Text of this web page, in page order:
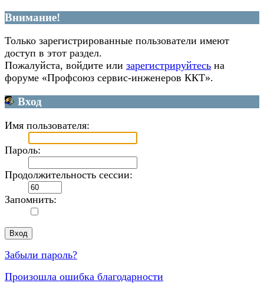
Внимание!
Только зарегистрированные пользователи имеют
доступ в этот раздел.
Пожалуйста, войдите или зарегистрируйтесь на
форуме «Профсоюз сервис-инженеров ККТ».
Вход
Имя пользователя:
Пароль:
Продолжительность сессии:
Запомнить:
Забыли пароль?
Произошла ошибка благодарности